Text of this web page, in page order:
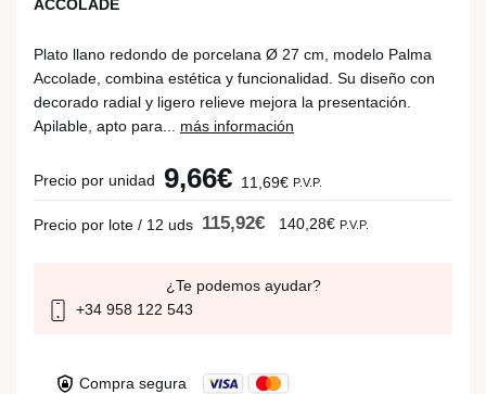
ACCOLADE
Plato llano redondo de porcelana Ø 27 cm, modelo Palma
Accolade, combina estética y funcionalidad. Su diseño con
decorado radial y ligero relieve mejora la presentación.
Apilable, apto para... más información
Precio por unidad 9,66€ 11,69€ P.V.P.
Precio por lote / 12 uds 115,92€ 140,28€ P.V.P.
¿Te podemos ayudar?
+34 958 122 543
Compra segura